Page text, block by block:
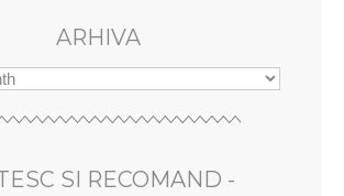
ARHIVA
SI RECOMAND -